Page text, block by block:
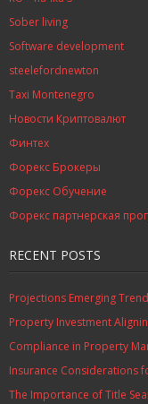
Sober living
Software development
steelefordnewton
Taxi Montenegro
Новости Криптовалют
Финтех
Форекс Брокеры
Форекс Обучение
Форекс партнерская
RECENT POSTS
Projections Emerging
Property Investment
Compliance in Property
Insurance Considerations
The Importance of Title